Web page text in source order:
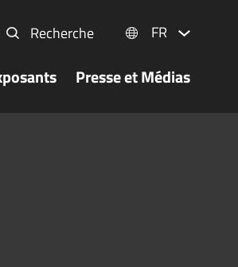
Recherche FR
Presse et Médias